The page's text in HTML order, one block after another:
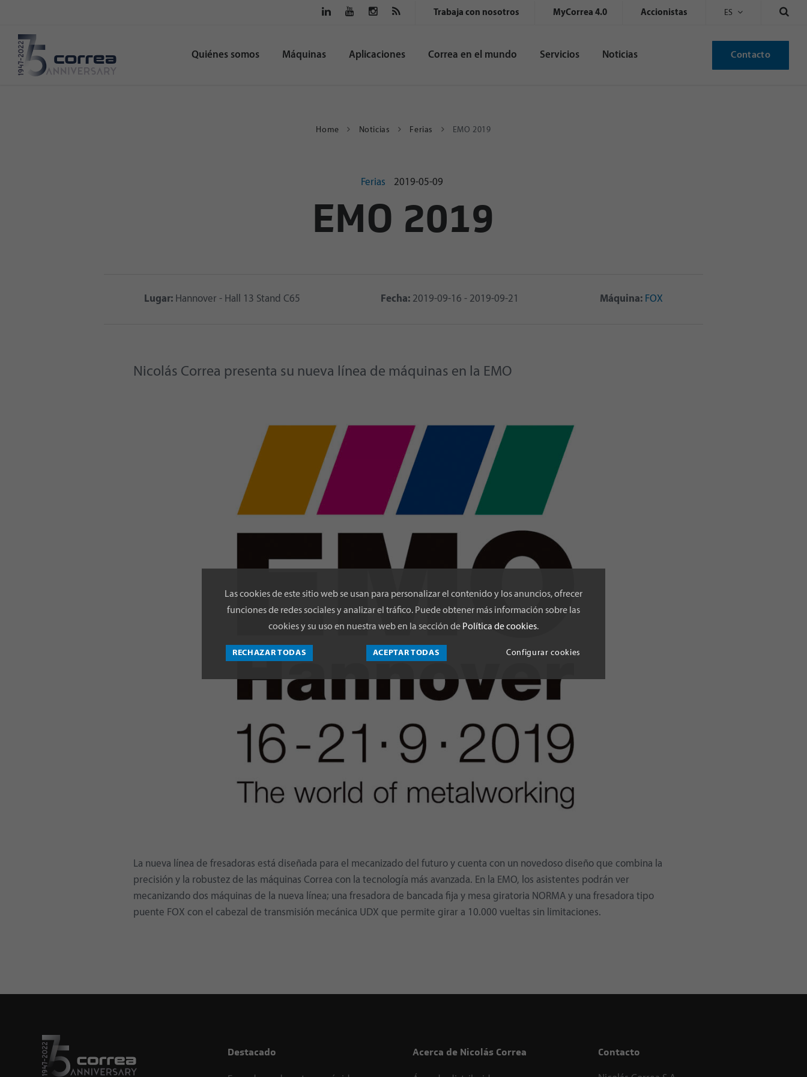
Trabaja con nosotros MyCorrea 4.0 Accionistas ES
Quiénes somos Máquinas Aplicaciones Correa en el mundo Servicios Noticias Contacto
Home Noticias Ferias EMO 2019
Ferias 2019-05-09
EMO 2019
Lugar: Hannover - Hall 13 Stand C65 Fecha: 2019-09-16 - 2019-09-21 Máquina: FOX
Nicolás Correa presenta su nueva línea de máquinas en la EMO
La nueva línea de fresadoras está diseñada para el mecanizado del futuro y cuenta con un novedoso diseño que combina la
precisión y la robustez de las máquinas Correa con la tecnología más avanzada. En la EMO, los asistentes podrán ver
mecanizando dos máquinas de la nueva línea; una fresadora de bancada fija y mesa giratoria NORMA y una fresadora tipo
puente FOX con el cabezal de transmisión mecánica UDX que permite girar a 10.000 vueltas sin limitaciones.
Destacado Acerca de Nicolás Correa Contacto
Las cookies de este sitio web se usan para personalizar el contenido y los anuncios, ofrecer
funciones de redes sociales y analizar el tráfico. Puede obtener más información sobre las
cookies y su uso en nuestra web en la sección de Política de cookies.
RECHAZAR TODAS ACEPTAR TODAS Configurar cookies